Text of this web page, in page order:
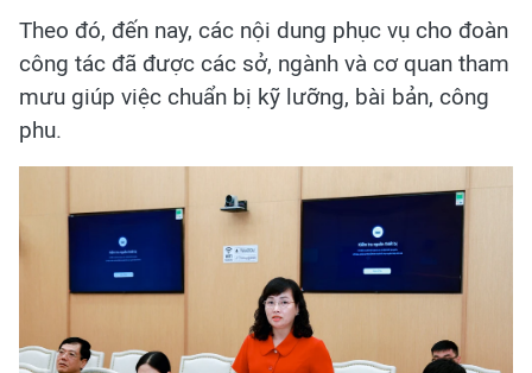
Theo đó, đến nay, các nội dung phục vụ cho đoàn
công tác đã được các sở, ngành và cơ quan tham
mưu giúp việc chuẩn bị kỹ lưỡng, bài bản, công
phu.